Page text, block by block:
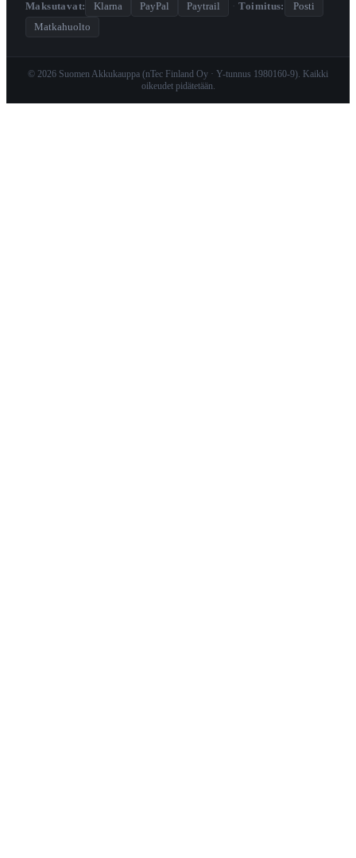
Maksutavat: Klarna PayPal Paytrail · Toimitus:
Posti
Matkahuolto
© 2026 Suomen Akkukauppa (nTec Finland Oy · Y-tunnus 1980160-9). Kaikki
oikeudet pidätetään.